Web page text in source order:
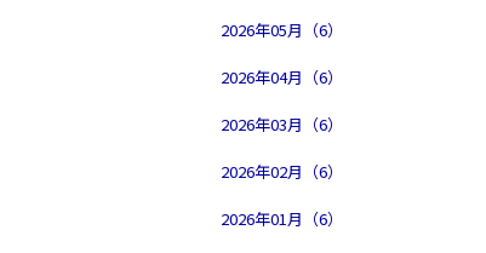
2026年05月（6）
2026年04月（6）
2026年03月（6）
2026年02月（6）
2026年01月（6）